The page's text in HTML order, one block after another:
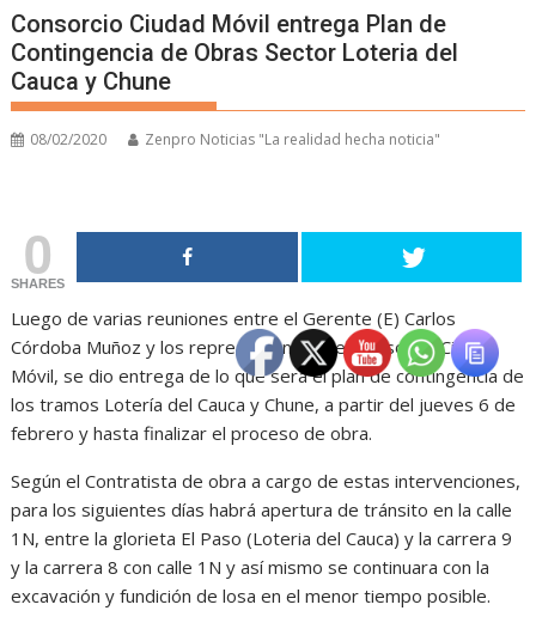
Consorcio Ciudad Móvil entrega Plan de
Contingencia de Obras Sector Loteria del
Cauca y Chune
08/02/2020 Zenpro Noticias "La realidad hecha noticia"
0
SHARES
Luego de varias reuniones entre el Gerente (E) Carlos
Córdoba Muñoz y los representantes del Consorcio Ciudad
Móvil, se dio entrega de lo que será el plan de contingencia de
los tramos Lotería del Cauca y Chune, a partir del jueves 6 de
febrero y hasta finalizar el proceso de obra.
Según el Contratista de obra a cargo de estas intervenciones,
para los siguientes días habrá apertura de tránsito en la calle
1N, entre la glorieta El Paso (Loteria del Cauca) y la carrera 9
y la carrera 8 con calle 1N y así mismo se continuara con la
excavación y fundición de losa en el menor tiempo posible.